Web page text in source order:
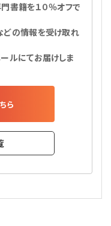
書籍を１０％オフで
どの情報を受け取れ
ルにてお届けしま
ら